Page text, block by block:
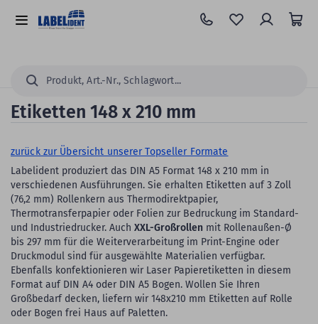
Hauptinhalt
springen
Alle
Suchen...
Etiketten 148 x 210 mm
zurück zur Übersicht unserer Topseller Formate
Labelident produziert das DIN A5 Format 148 x 210 mm in
verschiedenen Ausführungen. Sie erhalten Etiketten auf 3 Zoll
(76,2 mm) Rollenkern aus Thermodirektpapier,
Thermotransferpapier oder Folien zur Bedruckung im Standard-
und Industriedrucker. Auch XXL-Großrollen mit Rollenaußen-Ø
bis 297 mm für die Weiterverarbeitung im Print-Engine oder
Druckmodul sind für ausgewählte Materialien verfügbar.
Ebenfalls konfektionieren wir Laser Papieretiketten in diesem
Format auf DIN A4 oder DIN A5 Bogen. Wollen Sie Ihren
Großbedarf decken, liefern wir 148x210 mm Etiketten auf Rolle
oder Bogen frei Haus auf Paletten.